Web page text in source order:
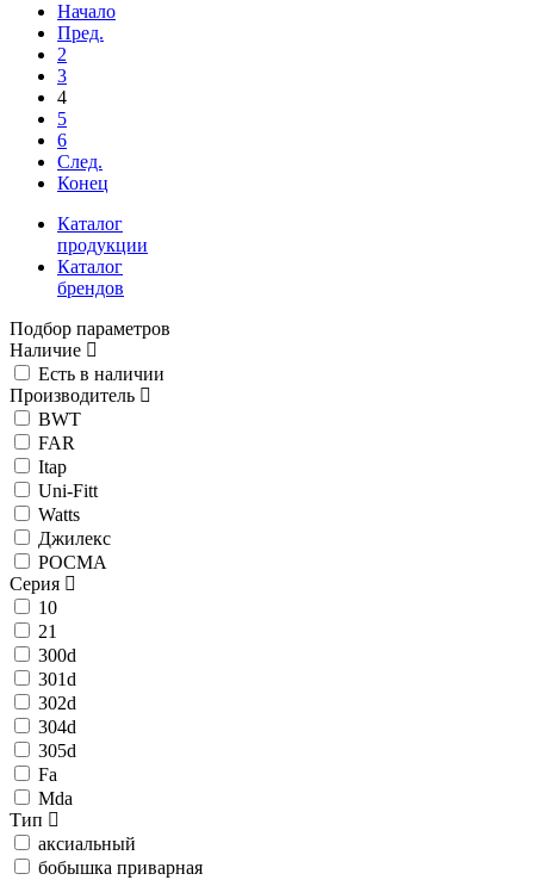
Начало
Пред.
2
3
4
5
6
След.
Конец
Каталог
продукции
Каталог
брендов
Подбор параметров
Наличие
Есть в наличии
Производитель
BWT
FAR
Itap
Uni-Fitt
Watts
Джилекс
РОСМА
Серия
10
21
300d
301d
302d
304d
305d
Fa
Mda
Тип
аксиальный
бобышка приварная